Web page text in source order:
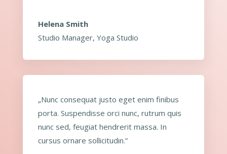
Helena Smith
Studio Manager, Yoga Studio
„Nunc consequat justo eget enim finibus
porta. Suspendisse orci nunc, rutrum quis
nunc sed, feugiat hendrerit massa. In
cursus ornare sollicitudin.”